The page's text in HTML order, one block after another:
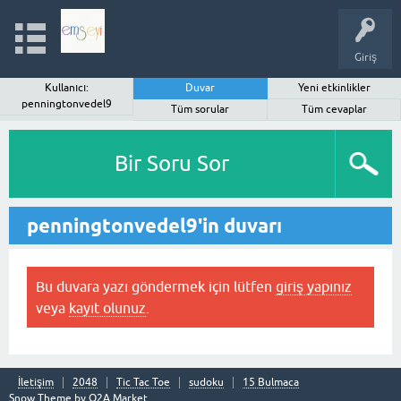
Giriş
Kullanıcı:
penningtonvedel9
Duvar
Yeni etkinlikler
Tüm sorular
Tüm cevaplar
Bir Soru Sor
penningtonvedel9'in duvarı
Bu duvara yazı göndermek için lütfen giriş yapınız
veya kayıt olunuz
İletişim 2048 Tic Tac Toe sudoku
15 Bulmaca
Snow Theme by Q2A Market